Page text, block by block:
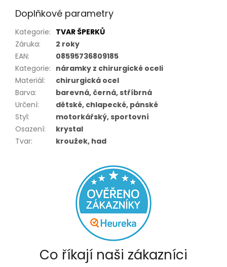
Doplňkové parametry
Kategorie: TVAR ŠPERKŮ
Záruka:
2 roky
EAN:
08595736809185
Kategorie: náramky z chirurgické oceli
Materiál:
chirurgická ocel
Barva:
barevná, černá, stříbrná
Určení:
dětské, chlapecké, pánské
Styl:
motorkářský, sportovní
Osazení:
krystal
Tvar: kroužek, had
Co říkají naši zákazníci